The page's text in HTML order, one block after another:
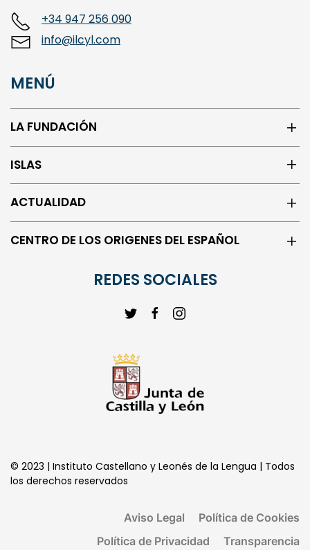
+34 947 256 090
info@ilcyl.com
MENÚ
LA FUNDACIÓN
ISLAS
ACTUALIDAD
CENTRO DE LOS ORIGENES DEL ESPAÑOL
REDES SOCIALES
© 2023 | Instituto Castellano y Leonés de la Lengua | Todos
los derechos reservados
Aviso Legal
Política de Cookies
Política de Privacidad
Transparencia